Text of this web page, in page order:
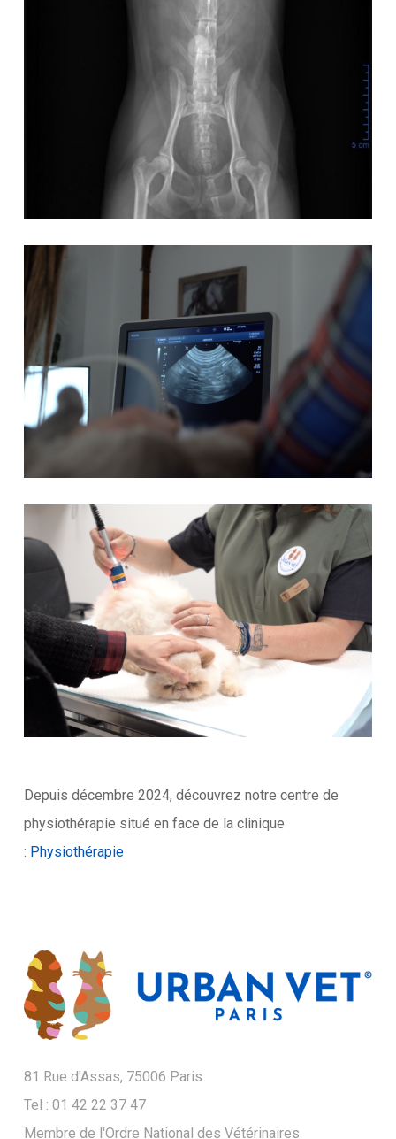
Depuis décembre 2024, découvrez notre centre de
physiothérapie situé en face de la clinique
: Physiothérapie
81 Rue d'Assas, 75006 Paris
Tel : 01 42 22 37 47
Membre de l'Ordre National des Vétérinaires